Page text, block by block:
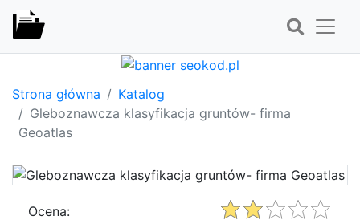
Strona główna
Katalog
Gleboznawcza klasyfikacja gruntów- firma
Geoatlas
Ocena: